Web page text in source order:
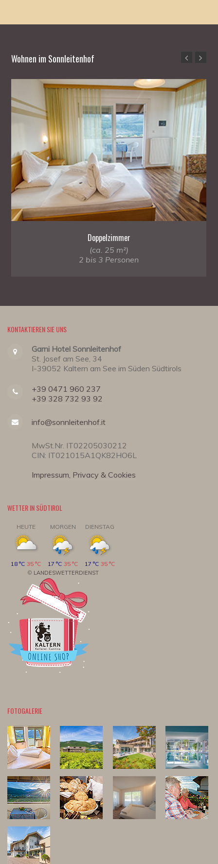
Wohnen im Sonnleitenhof
Doppelzimmer
(ca. 25 m²)
2 bis 3 Personen
KONTAKTIEREN SIE UNS
Garni Hotel Sonnleitenhof
St. Josef am See, 34
I-39052 Kaltern am See im Süden Südtirols
+39 0471 960 237
+39 328 732 93 92
info@sonnleitenhof.it
MwSt.Nr. IT02205030212
CIN: IT021015A1QK82HO6L
Impressum, Privacy & Cookies
WETTER IN SÜDTIROL
HEUTE MORGEN DIENSTAG
© LANDESWETTERDIENST
18 °C 35 °C 17 °C 35 °C 17 °C 35 °C
FOTOGALERIE